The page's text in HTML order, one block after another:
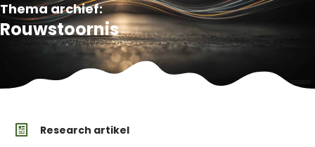
Thema archief:
Rouwstoornis
Research artikel